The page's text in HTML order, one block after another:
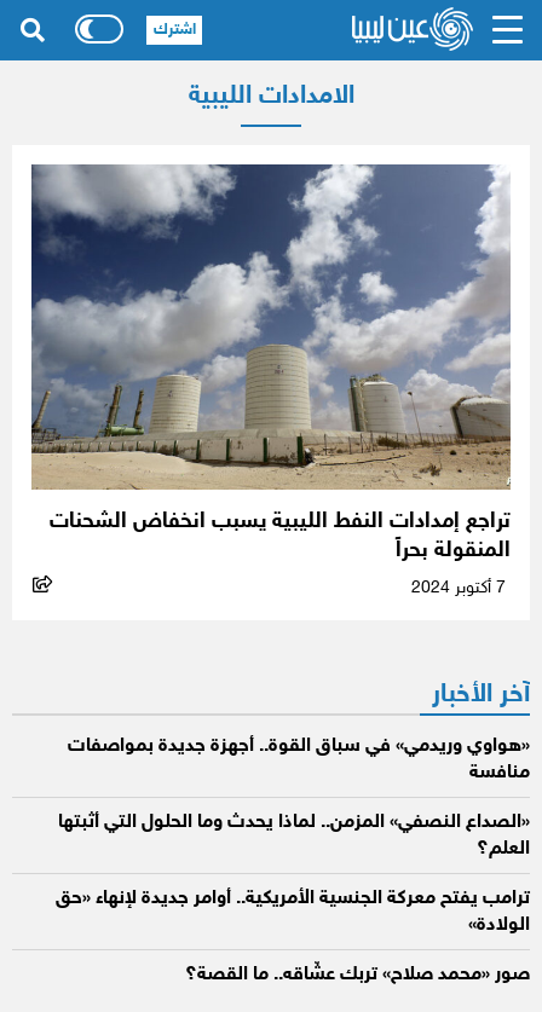
الامدادات الليبية
تراجع إمدادات النفط الليبية يسبب انخفاض الشحنات
المنقولة بحراً
آخر الأخبار
«هواوي وريدمي» في سباق القوة.. أجهزة جديدة بمواصفات
منافسة
«الصداع النصفي» المزمن.. لماذا يحدث وما الحلول التي أثبتها
العلم؟
ترامب يفتح معركة الجنسية الأمريكية.. أوامر جديدة لإنهاء «حق
الولادة»
صور «محمد صلاح» تربك عشّاقه.. ما القصة؟
اشترك